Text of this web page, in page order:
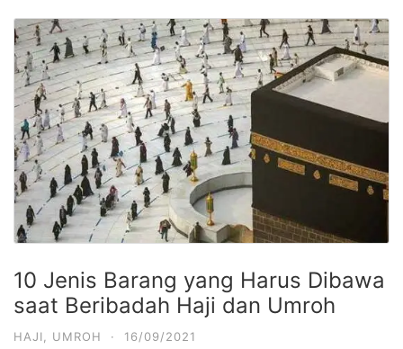
10 Jenis Barang yang Harus Dibawa
saat Beribadah Haji dan Umroh
HAJI, UMROH · 16/09/2021